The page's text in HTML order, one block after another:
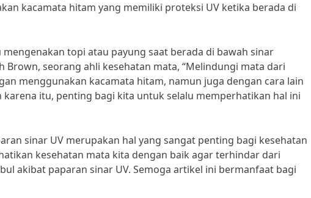
kacamata hitam yang memiliki proteksi UV ketika berada di
topi atau payung saat berada di bawah sinar
Brown, seorang ahli kesehatan mata, “Melindungi mata dari
menggunakan kacamata hitam, namun juga dengan cara lain
itu, penting bagi kita untuk selalu memperhatikan hal ini
sinar UV merupakan hal yang sangat penting bagi kesehatan
kesehatan mata kita dengan baik agar terhindar dari
akibat paparan sinar UV. Semoga artikel ini bermanfaat bagi